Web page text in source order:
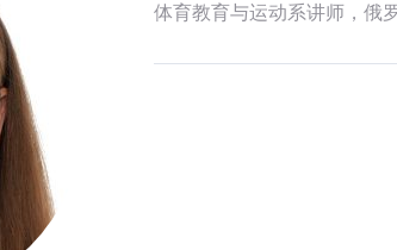
体育教育与运动系讲师，俄